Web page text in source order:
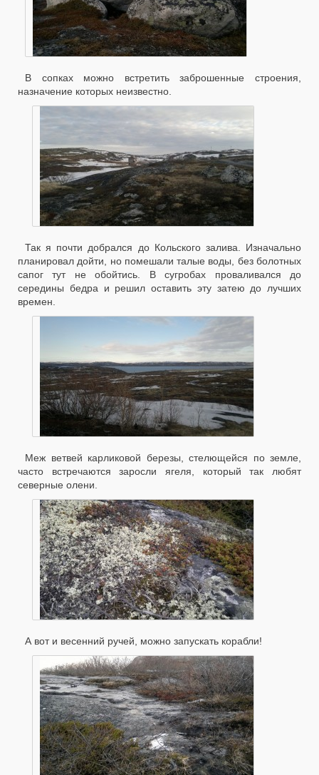
В сопках можно встретить заброшенные строения,
назначение которых неизвестно.
Так я почти добрался до Кольского залива. Изначально
планировал дойти, но помешали талые воды, без болотных
сапог тут не обойтись. В сугробах проваливался до
середины бедра и решил оставить эту затею до лучших
времен.
Меж ветвей карликовой березы, стелющейся по земле,
часто встречаются заросли ягеля, который так любят
северные олени.
А вот и весенний ручей, можно запускать корабли!